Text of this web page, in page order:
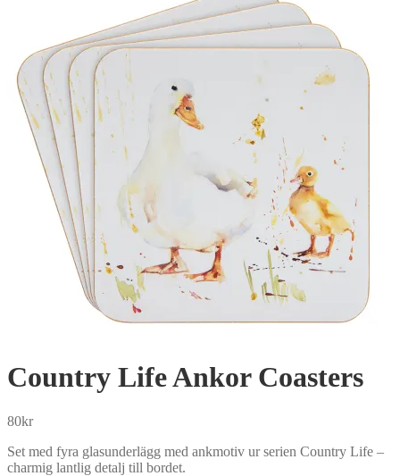
Country Life Ankor Coasters
80kr
Set med fyra glasunderlägg med ankmotiv ur serien Country Life –
charmig lantlig detalj till bordet.